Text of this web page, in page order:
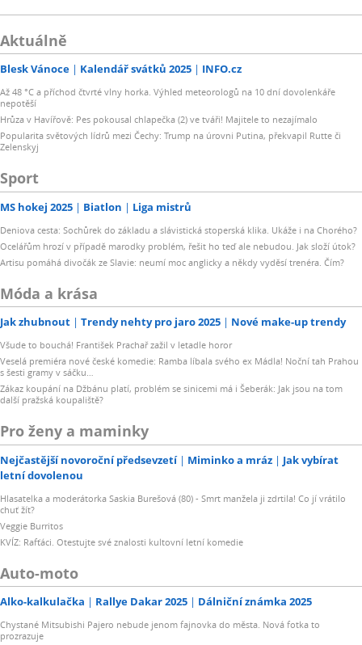
Aktuálně
Blesk Vánoce Kalendář svátků 2025 INFO.cz
Až 48 °C a příchod čtvrté vlny horka. Výhled meteorologů na 10 dní dovolenkáře
nepotěší
Hrůza v Havířově: Pes pokousal chlapečka (2) ve tváři! Majitele to nezajímalo
Popularita světových lídrů mezi Čechy: Trump na úrovni Putina, překvapil Rutte či
Zelenskyj
Sport
MS hokej 2025 Biatlon Liga mistrů
Deniova cesta: Sochůrek do základu a slávistická stoperská klika. Ukáže i na Chorého?
Ocelářům hrozí v případě marodky problém, řešit ho teď ale nebudou. Jak složí útok?
Artisu pomáhá divočák ze Slavie: neumí moc anglicky a někdy vyděsí trenéra. Čím?
Móda a krása
Jak zhubnout Trendy nehty pro jaro 2025 Nové make-up trendy
Všude to bouchá! František Prachař zažil v letadle horor
Veselá premiéra nové české komedie: Ramba líbala svého ex Mádla! Noční tah Prahou
s šesti gramy v sáčku…
Zákaz koupání na Džbánu platí, problém se sinicemi má i Šeberák: Jak jsou na tom
další pražská koupaliště?
Pro ženy a maminky
Nejčastější novoroční předsevzetí Miminko a mráz
Jak vybírat
letní dovolenou
Hlasatelka a moderátorka Saskia Burešová (80) - Smrt manžela ji zdrtila! Co jí vrátilo
chuť žít?
Veggie Burritos
KVÍZ: Rafťáci. Otestujte své znalosti kultovní letní komedie
Auto-moto
Alko-kalkulačka Rallye Dakar 2025 Dálniční známka 2025
Chystané Mitsubishi Pajero nebude jenom fajnovka do města. Nová fotka to
prozrazuje